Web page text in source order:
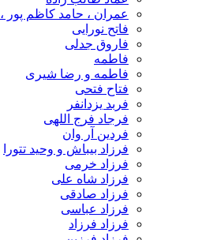
عمران ، حامد کاظم پور ، نیما حنجر
فاتح نورایی
فاروق جدلی
فاطمه
فاطمه و رضا شیری
فتاح فتحی
فربد یزدانفر
فرجاد فرج اللهی
فردین آر وان
فرزاد بیباش و وحید تتورا
فرزاد خرمی
فرزاد شاه علی
فرزاد صادقی
فرزاد عباسی
فرزاد فرزاد